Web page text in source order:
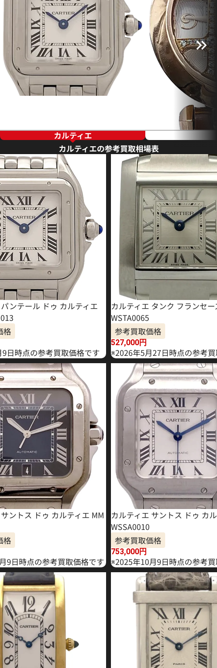
カルティエ
カルティエの参考買取相場表
ンテール ドゥ カルティエ
格
日時点の参考買取価格です
カルティエ タンク フランセー
WSTA0065
参考買取価格
527,000円
※2026年5月27日時点の参考
ントス ドゥ カルティエ MM
格
9日時点の参考買取価格です
カルティエ サントス ドゥ カ
WSSA0010
参考買取価格
753,000円
※2025年10月9日時点の参考